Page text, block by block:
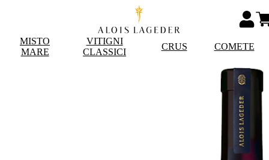
MISTO
MARE
VITIGNI
CLASSICI
CRUS COMETE